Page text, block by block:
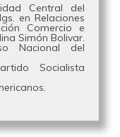
Central del
en Relaciones
Comercio e
Simón Bolivar.
Nacional del
Socialista